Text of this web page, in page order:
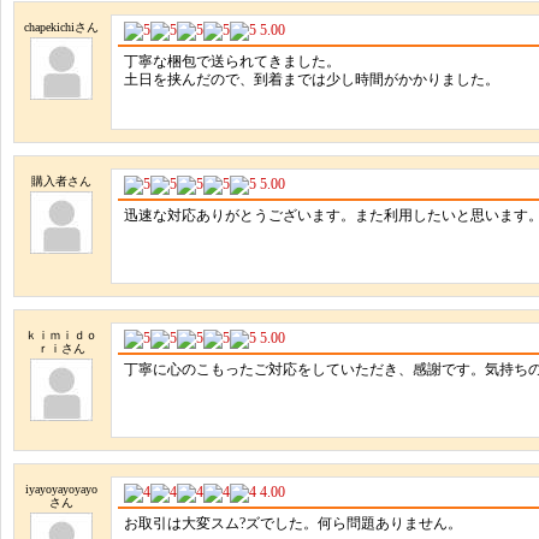
chapekichiさん
5.00
丁寧な梱包で送られてきました。
土日を挟んだので、到着までは少し時間がかかりました。
購入者さん
5.00
迅速な対応ありがとうございます。また利用したいと思います
ｋｉｍｉｄｏ
ｒｉさん
5.00
丁寧に心のこもったご対応をしていただき、感謝です。気持ち
iyayoyayoyayo
さん
4.00
お取引は大変スム?ズでした。何ら問題ありません。